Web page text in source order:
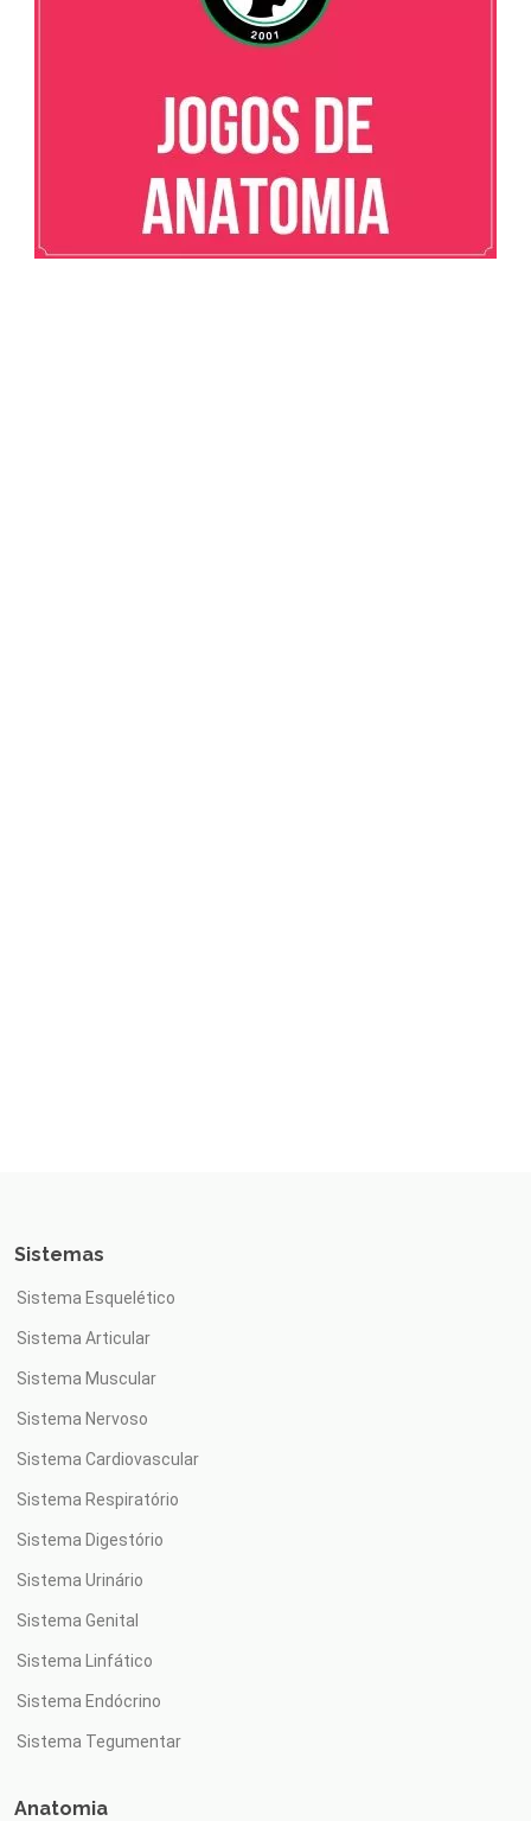
Sistemas
Sistema Esquelético
Sistema Articular
Sistema Muscular
Sistema Nervoso
Sistema Cardiovascular
Sistema Respiratório
Sistema Digestório
Sistema Urinário
Sistema Genital
Sistema Linfático
Sistema Endócrino
Sistema Tegumentar
Anatomia